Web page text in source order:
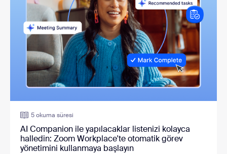
5 okuma süresi
AI Companion ile yapılacaklar listenizi kolayca
halledin: Zoom Workplace'te otomatik görev
yönetimini kullanmaya başlayın